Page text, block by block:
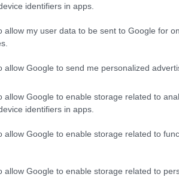
identifiers in apps.
allow my user data to be sent to Google for
allow Google to send me personalized
allow Google to enable storage related to
identifiers in apps.
allow Google to enable storage related to
allow Google to enable storage related to